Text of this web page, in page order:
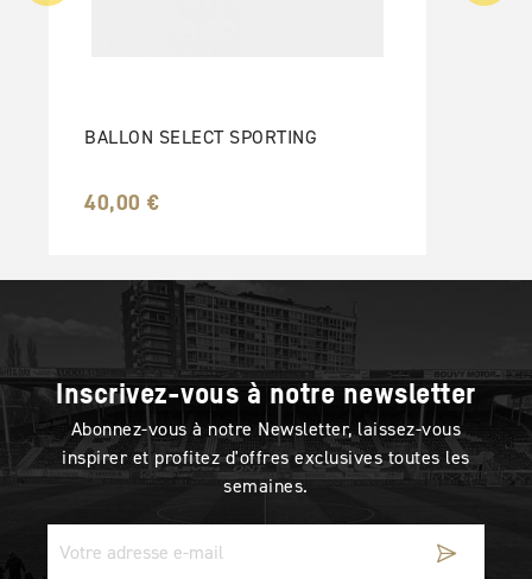
BALLON SELECT SPORTING
40,00 €
Inscrivez-vous à notre newsletter
Abonnez-vous à notre Newsletter, laissez-vous
inspirer et profitez d'offres exclusives toutes les
semaines.